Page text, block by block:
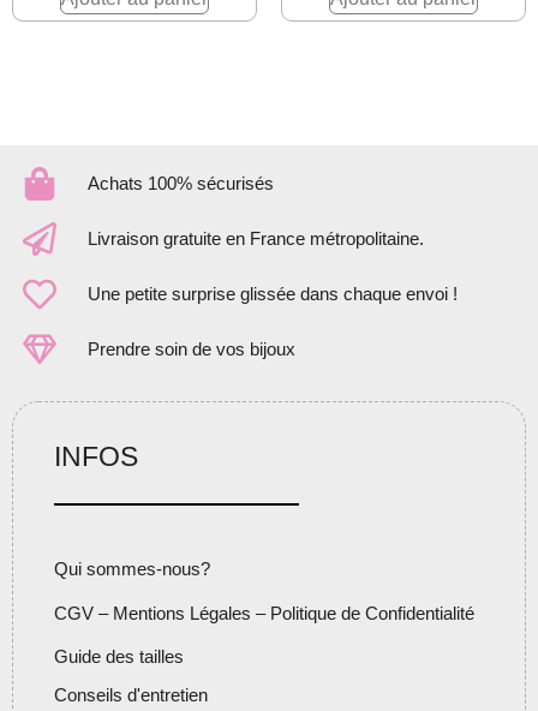
Achats 100% sécurisés
Livraison gratuite en France métropolitaine.
Une petite surprise glissée dans chaque envoi !
Prendre soin de vos bijoux
INFOS
Qui sommes-nous?
CGV – Mentions Légales – Politique de Confidentialité
Guide des tailles
Conseils d'entretien